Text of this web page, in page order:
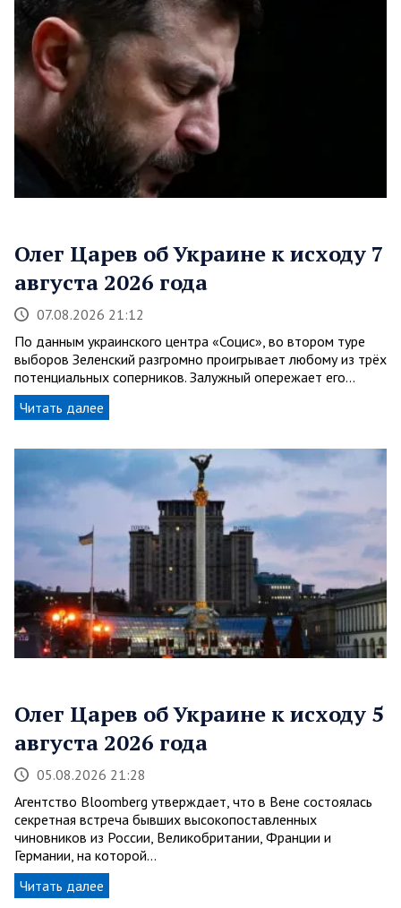
Олег Царев об Украине к исходу 7
августа 2026 года
07.08.2026 21:12
По данным украинского центра «Социс», во втором туре
выборов Зеленский разгромно проигрывает любому из трёх
потенциальных соперников. Залужный опережает его…
Читать далее
Олег Царев об Украине к исходу 5
августа 2026 года
05.08.2026 21:28
Агентство Bloomberg утверждает, что в Вене состоялась
секретная встреча бывших высокопоставленных
чиновников из России, Великобритании, Франции и
Германии, на которой…
Читать далее